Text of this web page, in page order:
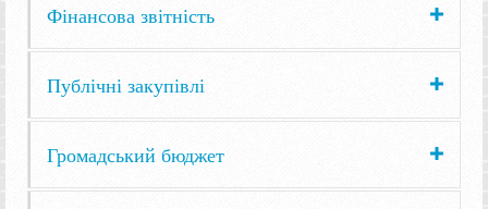
Фінансова звітність
Публічні закупівлі
Громадський бюджет